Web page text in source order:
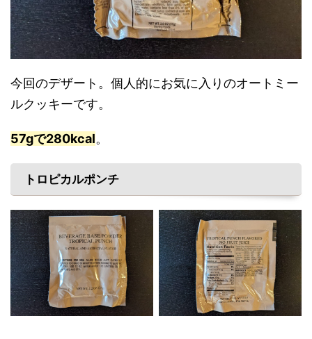
今回のデザート。個人的にお気に入りのオートミー
ルクッキーです。
57gで280kcal。
トロピカルポンチ